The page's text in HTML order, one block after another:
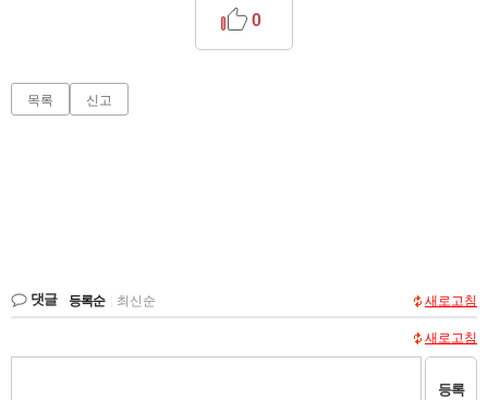
0
목록 신고
댓글 등록순 최신순 새로고침
새로고침
등록